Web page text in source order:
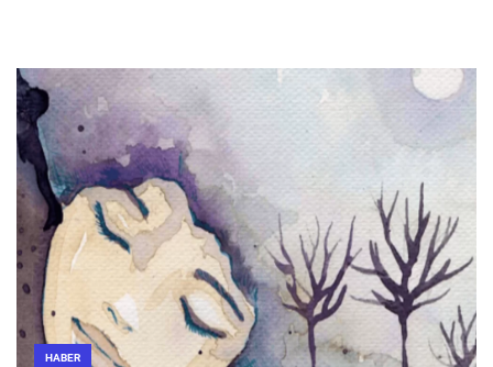
HABER